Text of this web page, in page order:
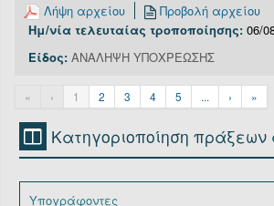
Λήψη αρχείου
Προβολή αρχείου
Ημ/νία τελευταίας τροποποίησης: 06/
Είδος: ΑΝΑΛΗΨΗ ΥΠΟΧΡΕΩΣΗΣ
« ‹ 1 2 3 4 5 ... › »
Κατηγοριοποίηση
Υπογράφοντες